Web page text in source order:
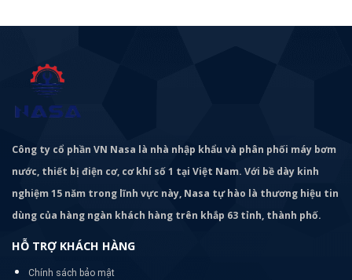
Công ty cổ phần VN Nasa là nhà nhập khẩu và phân phối máy bơm
nước, thiết bị điện cơ, cơ khí số 1 tại Việt Nam. Với bề dày kinh
nghiệm 15 năm trong lĩnh vực này, Nasa tự hào là thương hiệu tin
dùng của hàng ngàn khách hàng trên khắp 63 tỉnh, thành phố.
HỖ TRỢ KHÁCH HÀNG
Chính sách bảo mật